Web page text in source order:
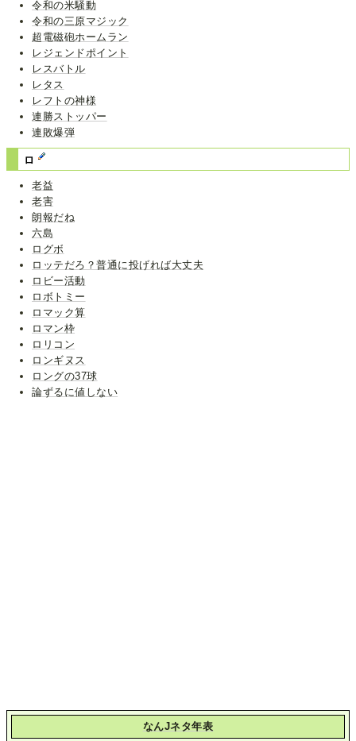
令和の米騒動
令和の三原マジック
超電磁砲ホームラン
レジェンドポイント
レスバトル
レタス
レフトの神様
連勝ストッパー
連敗爆弾
ロ
老益
老害
朗報だね
六島
ログボ
ロッテだろ？普通に投げれば大丈夫
ロビー活動
ロボトミー
ロマック算
ロマン枠
ロリコン
ロンギヌス
ロングの37球
論ずるに値しない
なんJネタ年表